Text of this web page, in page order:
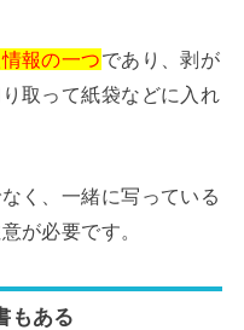
報の一つであり、剥が
取って紙袋などに入れ
く、一緒に写っている
が必要です。
もある